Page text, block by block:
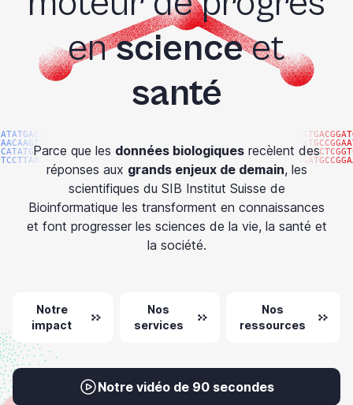
enscienceet
santé
Parce que les données biologiques recèlent des
réponses aux grands enjeux de demain, les
scientifiques du SIB Institut Suisse de
Bioinformatique les transforment en connaissances
et font progresser les sciences de la vie, la santé et
la société.
Notre
impact
Nos
services
Nos
ressources
Notre vidéo de 90 secondes